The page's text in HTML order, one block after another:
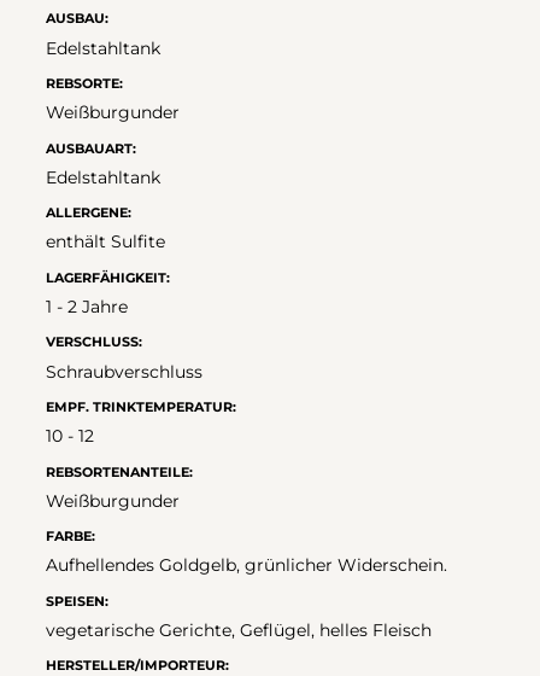
AUSBAU:
Edelstahltank
REBSORTE:
Weißburgunder
AUSBAUART:
Edelstahltank
ALLERGENE:
enthält Sulfite
LAGERFÄHIGKEIT:
1 - 2 Jahre
VERSCHLUSS:
Schraubverschluss
EMPF. TRINKTEMPERATUR:
10 - 12
REBSORTENANTEILE:
Weißburgunder
FARBE:
Aufhellendes Goldgelb, grünlicher Widerschein.
SPEISEN:
vegetarische Gerichte, Geflügel, helles Fleisch
HERSTELLER/IMPORTEUR: